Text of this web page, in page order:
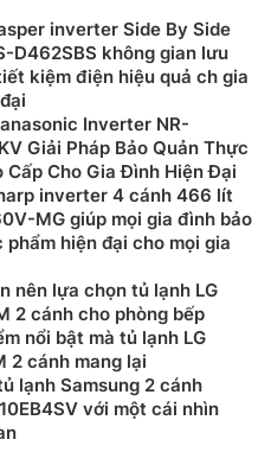
đảm bảo nguồn nước an
sự tiện lợi của đá viên tươi
– hoàn hảo cho những
inverter Side By Side
D462SBS không gian lưu
kiệm điện hiệu quả ch gia
Inverter NR-
Giải Pháp Bảo Quản Thực
Cấp Cho Gia Đình Hiện Đại
inverter 4 cánh 466 lít
MG giúp mọi gia đình bảo
phẩm hiện đại cho mọi gia
nên lựa chọn tủ lạnh LG
2 cánh cho phòng bếp
nổi bật mà tủ lạnh LG
2 cánh mang lại
lạnh Samsung 2 cánh
với một cái nhìn